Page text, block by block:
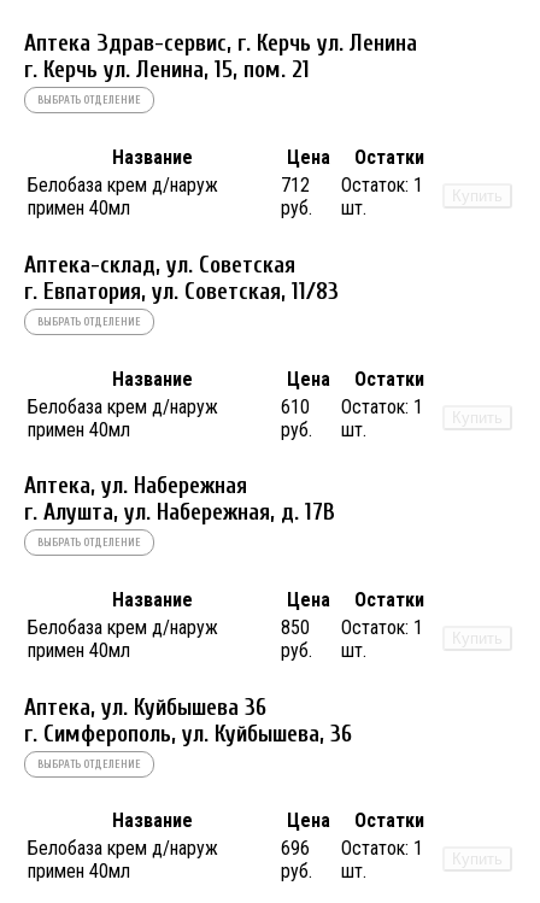
Аптека Здрав-сервис, г. Керчь ул. Ленина
г. Керчь ул. Ленина, 15, пом. 21
ВЫБРАТЬ ОТДЕЛЕНИЕ
Название Цена
Остатки
Белобаза крем д/наруж
примен 40мл
712
руб.
Остаток: 1
шт.
Купить
Аптека-склад, ул. Советская
г. Евпатория, ул. Советская, 11/83
ВЫБРАТЬ ОТДЕЛЕНИЕ
Название Цена
Остатки
Белобаза крем д/наруж
примен 40мл
610
руб.
Остаток: 1
шт.
Купить
Аптека, ул. Набережная
г. Алушта, ул. Набережная, д. 17В
ВЫБРАТЬ ОТДЕЛЕНИЕ
Название Цена
Остатки
Белобаза крем д/наруж
примен 40мл
850
руб.
Остаток: 1
шт.
Купить
Аптека, ул. Куйбышева 36
г. Симферополь, ул. Куйбышева, 36
ВЫБРАТЬ ОТДЕЛЕНИЕ
Название Цена
Остатки
Белобаза крем д/наруж
примен 40мл
696
руб.
Остаток: 1
шт.
Купить